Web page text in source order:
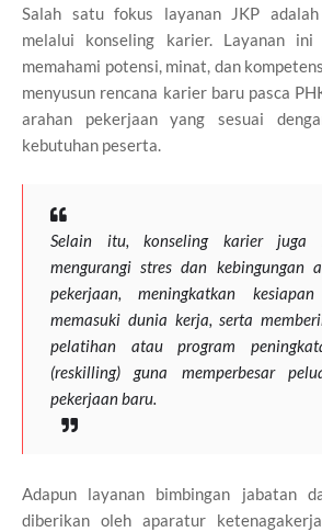
Salah satu fokus layanan JKP
melalui konseling karier. Layanan ini
memahami potensi, minat, dan
menyusun rencana karier baru pasca
arahan pekerjaan yang sesuai
kebutuhan peserta.
Selain itu, konseling karier juga
mengurangi stres dan kebingungan
pekerjaan, meningkatkan
memasuki dunia kerja, serta
pelatihan atau program
(reskilling) guna memperbesar
pekerjaan baru.
Adapun layanan bimbingan jabatan
diberikan oleh aparatur